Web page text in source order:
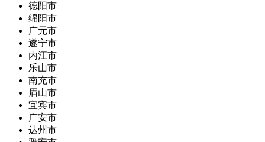
德阳市
绵阳市
广元市
遂宁市
内江市
乐山市
南充市
眉山市
宜宾市
广安市
达州市